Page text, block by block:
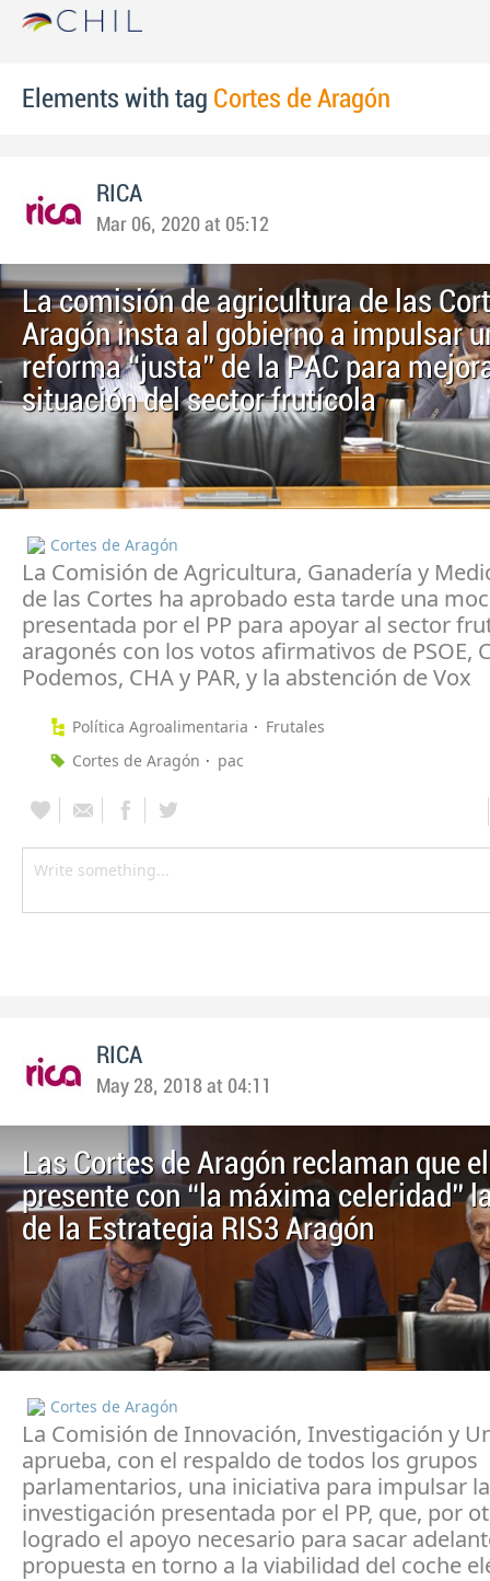
Elements with tag Cortes de Aragón
RICA
Mar 06, 2020 at 05:12
La comisión de agricultura de las
Aragón insta al gobierno a impulsar
reforma “justa” de la PAC para
situación del sector frutícola
Cortes de Aragón
La Comisión de Agricultura, Ganadería y
de las Cortes ha aprobado esta tarde una
presentada por el PP para apoyar al sector
aragonés con los votos afirmativos de PSOE,
Podemos, CHA y PAR, y la abstención de Vox
Política Agroalimentaria
Frutales
Cortes de Aragón
pac
RICA
May 28, 2018 at 04:11
Las Cortes de Aragón reclaman que
presente con “la máxima celeridad”
de la Estrategia RIS3 Aragón
Cortes de Aragón
La Comisión de Innovación, Investigación y
aprueba, con el respaldo de todos los grupos
parlamentarios, una iniciativa para impulsar
investigación presentada por el PP, que, por
logrado el apoyo necesario para sacar
propuesta en torno a la viabilidad del coche